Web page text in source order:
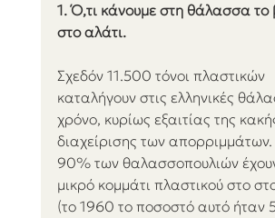
1. Ό,τι κάνουμε στη θάλασσα το
στο αλάτι.
Σχεδόν 11.500 τόνοι πλαστικών
καταλήγουν στις ελληνικές
χρόνο, κυρίως εξαιτίας της
διαχείρισης των
90% των θαλασσοπουλιών
μικρό κομμάτι πλαστικού στο
(το 1960 το ποσοστό αυτό ήταν